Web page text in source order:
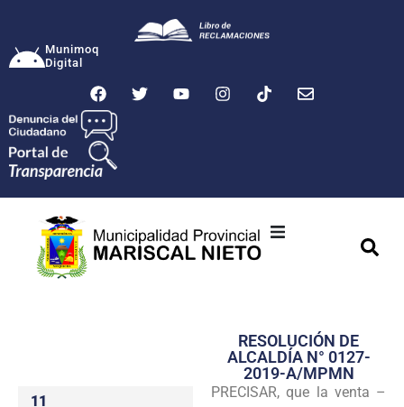
Munimoq
Digital
Transparencia
Seguridad
11
RESOLUCIÓN DE
ALCALDÍA N° 0127-
2019-A/MPMN
PRECISAR, que la venta –